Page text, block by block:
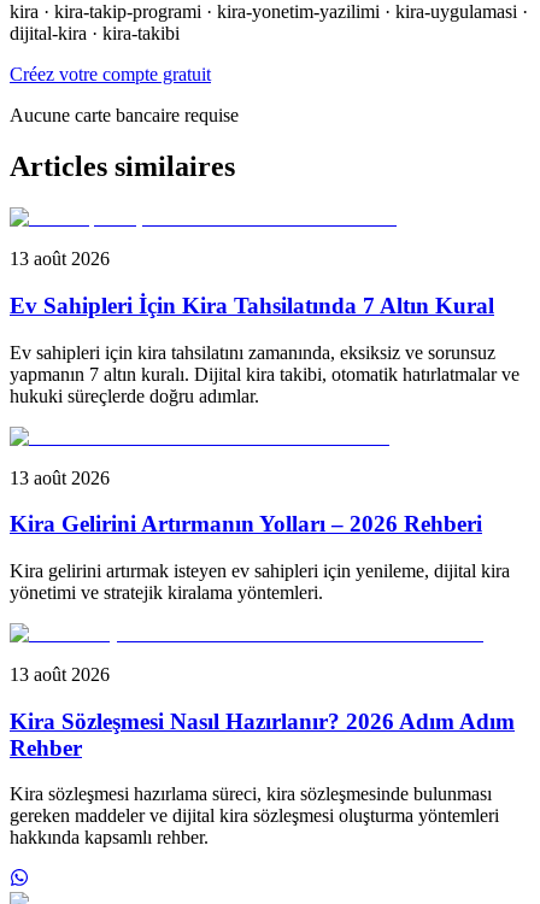
kira · kira-takip-programi · kira-yonetim-yazilimi · kira-uygulamasi ·
dijital-kira · kira-takibi
Créez votre compte gratuit
Aucune carte bancaire requise
Articles similaires
13 août 2026
Ev Sahipleri İçin Kira Tahsilatında 7 Altın Kural
Ev sahipleri için kira tahsilatını zamanında, eksiksiz ve sorunsuz
yapmanın 7 altın kuralı. Dijital kira takibi, otomatik hatırlatmalar ve
hukuki süreçlerde doğru adımlar.
13 août 2026
Kira Gelirini Artırmanın Yolları – 2026 Rehberi
Kira gelirini artırmak isteyen ev sahipleri için yenileme, dijital kira
yönetimi ve stratejik kiralama yöntemleri.
13 août 2026
Kira Sözleşmesi Nasıl Hazırlanır? 2026 Adım Adım
Rehber
Kira sözleşmesi hazırlama süreci, kira sözleşmesinde bulunması
gereken maddeler ve dijital kira sözleşmesi oluşturma yöntemleri
hakkında kapsamlı rehber.